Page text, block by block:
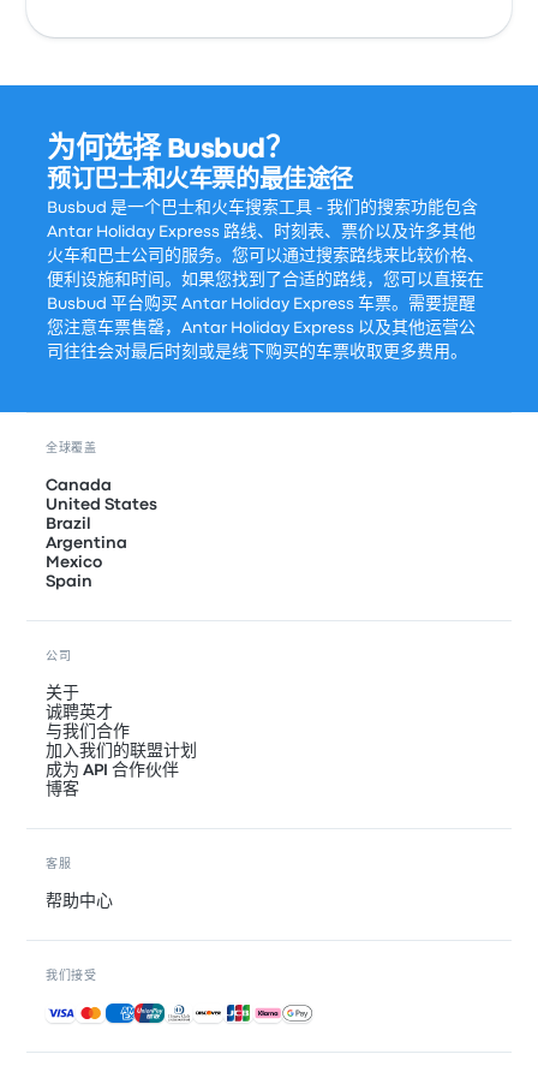
为何选择 Busbud？
预订巴士和火车票的最佳途径
Busbud 是一个巴士和火车搜索工具 - 我们的搜索功能包含
Antar Holiday Express 路线、时刻表、票价以及许多其他
火车和巴士公司的服务。您可以通过搜索路线来比较价格、
便利设施和时间。如果您找到了合适的路线，您可以直接在
Busbud 平台购买 Antar Holiday Express 车票。需要提醒
您注意车票售罄，Antar Holiday Express 以及其他运营公
司往往会对最后时刻或是线下购买的车票收取更多费用。
全球覆盖
Canada
United States
Brazil
Argentina
Mexico
Spain
公司
关于
诚聘英才
与我们合作
加入我们的联盟计划
成为 API 合作伙伴
博客
客服
帮助中心
我们接受
接受的付款方式